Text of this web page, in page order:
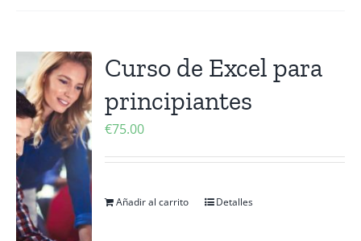
Curso de Excel para
principiantes
€75.00
Añadir al carrito Detalles